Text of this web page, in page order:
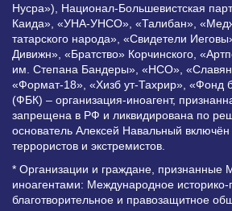
Нусра»), Национал-Большевистская
Каида», «УНА-УНСО», «Талибан»,
татарского народа», «Свидетели
Дивижн», «Братство» Корчинского,
им. Степана Бандеры», «НСО»,
«Формат-18», «Хизб ут-Тахрир», «Фонд
(ФБК) – организация-иноагент,
запрещена в РФ и ликвидирована по
основатель Алексей Навальный
террористов и экстремистов.
* Организации и граждане,
иноагентами: Международное историко-
благотворительное и правозащитное